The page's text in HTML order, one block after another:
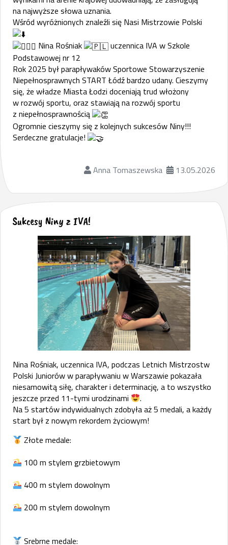
na najwyższe słowa uznania.
Wśród wyróżnionych znaleźli się Nasi Mistrzowie Polski
Nina Rośniak
uczennica IVA w Szkole
Podstawowej nr 12
​Rok 2025 był parapływaków Sportowe Stowarzyszenie
Niepełnosprawnych START Łódź bardzo udany. Cieszymy
się, że władze Miasta Łodzi doceniają trud włożony
w rozwój sportu, oraz stawiają na rozwój sportu
z niepełnosprawnością
Ogromnie cieszymy się z kolejnych sukcesów Niny!!!
Serdeczne gratulacje!
Anna Tomaszewska 13.05.2026
Sukcesy Niny z IVA!
Nina Rośniak, uczennica IVA, podczas Letnich Mistrzostw
Polski Juniorów w parapływaniu w Warszawie pokazała
niesamowitą siłę, charakter i determinację, a to wszystko
jeszcze przed 11-tymi urodzinami
.
Na 5 startów indywidualnych zdobyła aż 5 medali, a każdy
start był z nowym rekordem życiowym!
Złote medale:
100 m stylem grzbietowym
400 m stylem dowolnym
200 m stylem dowolnym
Srebrne medale: